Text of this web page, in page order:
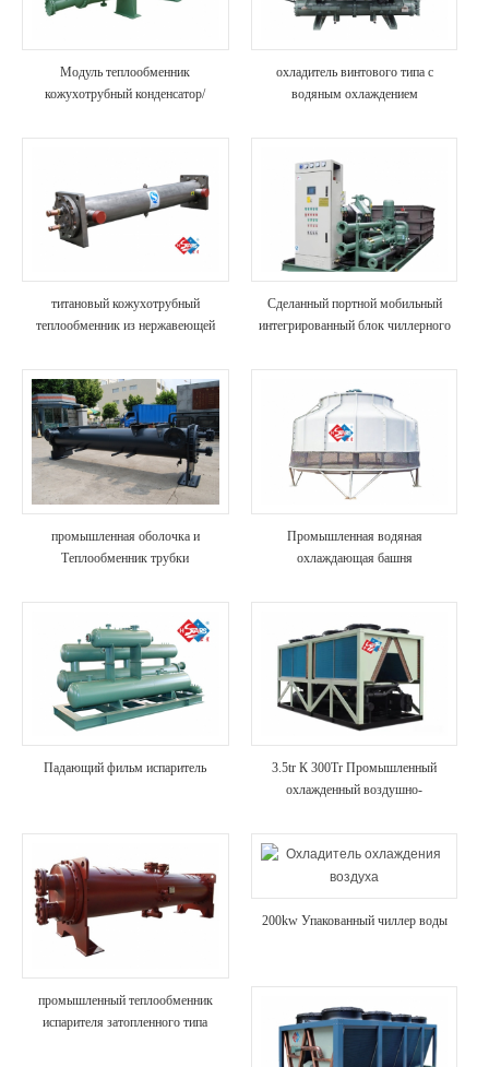
Модуль теплообменник
кожухотрубный конденсатор/
анти-корозия блока охладителя для
охладитель винтового типа с
водяным охлаждением
титановый кожухотрубный
теплообменник из нержавеющей
Сделанный портной мобильный
интегрированный блок чиллерного
транспортировки контейнеров
промышленная оболочка и
Теплообменник трубки
Промышленная водяная
охлаждающая башня
Падающий фильм испаритель
3.5tr К 300Tr Промышленный
охлажденный воздушно-
промышленный теплообменник
испарителя затопленного типа
200kw Упакованный чиллер воды